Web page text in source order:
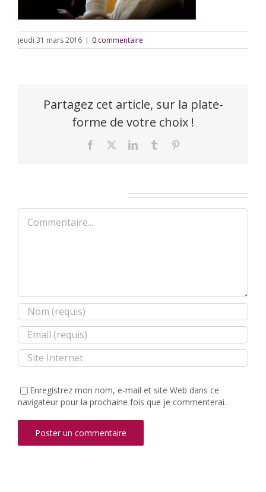
jeudi 31 mars 2016 | 0 commentaire
Partagez cet article, sur la plate-
forme de votre choix !
Facebook LinkedInTumblr
Commentaire
Enregistrez mon nom, e-mail et site Web dans ce
navigateur pour la prochaine fois que je commenterai.